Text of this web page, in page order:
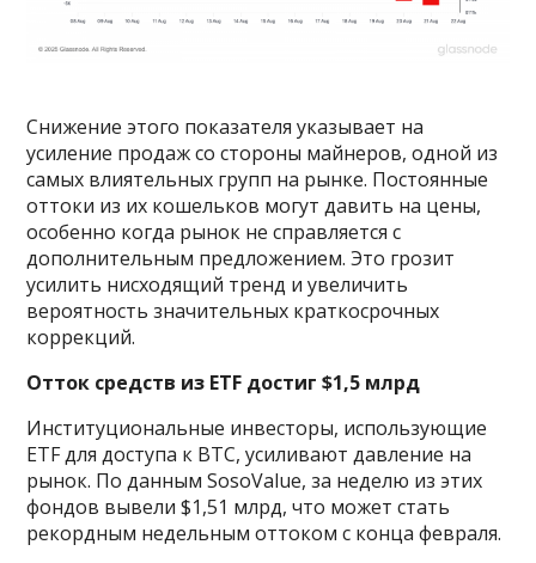
Снижение этого показателя указывает на
усиление продаж со стороны майнеров, одной из
самых влиятельных групп на рынке. Постоянные
оттоки из их кошельков могут давить на цены,
особенно когда рынок не справляется с
дополнительным предложением. Это грозит
усилить нисходящий тренд и увеличить
вероятность значительных краткосрочных
коррекций.
Отток средств из ETF достиг $1,5 млрд
Институциональные инвесторы, использующие
ETF для доступа к BTC, усиливают давление на
рынок. По данным SosoValue, за неделю из этих
фондов вывели $1,51 млрд, что может стать
рекордным недельным оттоком с конца февраля.